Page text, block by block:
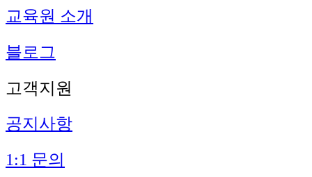
교육원 소개
블로그
고객지원
공지사항
1:1 문의